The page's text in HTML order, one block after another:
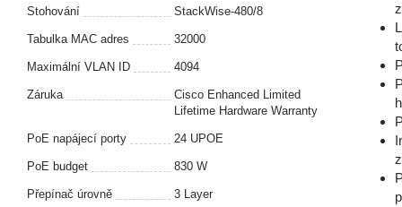
Stohování StackWise-480/8
Tabulka MAC adres 32000
Maximální VLAN ID 4094
Záruka
Cisco Enhanced Limited
Lifetime Hardware Warranty
PoE napájecí porty 24 UPOE
PoE budget 830 W
Přepínač úrovně 3 Layer